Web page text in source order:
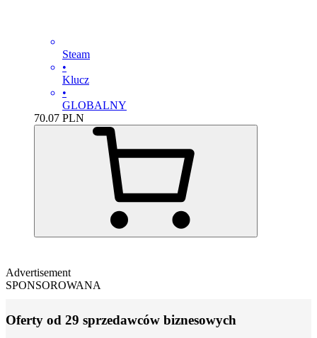
Steam
•
Klucz
•
GLOBALNY
70.07 PLN
Advertisement
SPONSOROWANA
Oferty od 29 sprzedawców biznesowych